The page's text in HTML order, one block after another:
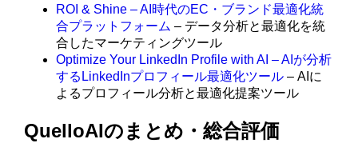
ROI & Shine – AI時代のEC・ブランド最適化統
合プラットフォーム – データ分析と最適化を統
合したマーケティングツール
Optimize Your LinkedIn Profile with AI – AIが分析
するLinkedInプロフィール最適化ツール – AIに
よるプロフィール分析と最適化提案ツール
QuelloAIのまとめ・総合評価